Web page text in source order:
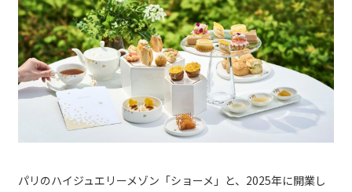
パリのハイジュエリーメゾン「ショーメ」と、2025年に開業し